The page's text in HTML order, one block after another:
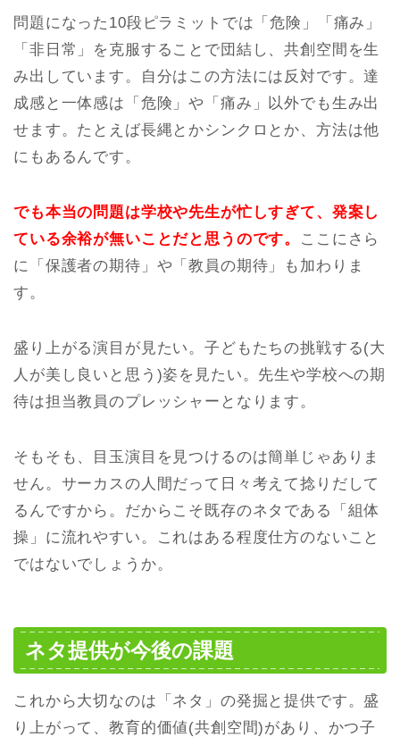
問題になった10段ピラミットでは「危険」「痛み」
「非日常」を克服することで団結し、共創空間を生
み出しています。自分はこの方法には反対です。達
成感と一体感は「危険」や「痛み」以外でも生み出
せます。たとえば長縄とかシンクロとか、方法は他
にもあるんです。
でも本当の問題は学校や先生が忙しすぎて、発案し
ている余裕が無いことだと思うのです。 ここにさら
に「保護者の期待」や「教員の期待」も加わりま
す。
盛り上がる演目が見たい。子どもたちの挑戦する(大
人が美し良いと思う)姿を見たい。先生や学校への期
待は担当教員のプレッシャーとなります。
そもそも、目玉演目を見つけるのは簡単じゃありま
せん。サーカスの人間だって日々考えて捻りだして
るんですから。だからこそ既存のネタである「組体
操」に流れやすい。これはある程度仕方のないこと
ではないでしょうか。
ネタ提供が今後の課題
これから大切なのは「ネタ」の発掘と提供です。盛
り上がって、教育的価値(共創空間)があり、かつ子